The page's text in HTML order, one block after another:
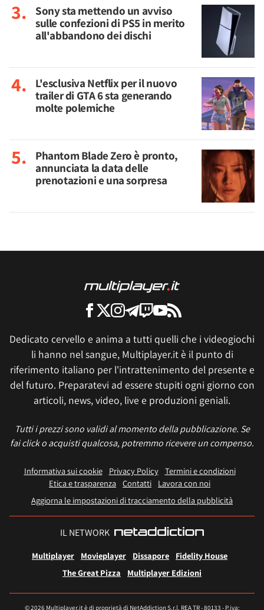
Sony sta mettendo un avviso
sulle confezioni di PS5 in merito
all'abbandono dei dischi
L'esclusiva Netflix per il nuovo
trailer di GTA 6 sta generando
molte polemiche
Phantom Blade Zero è pronto,
annunciata la data delle
prenotazioni e una sorpresa
Dedicato cervello e anima a tutti quelli che i videogiochi
li hanno nel sangue, Multiplayer.it è il punto di
riferimento italiano per l'intrattenimento del presente e
del futuro. Preparatevi ad essere stupiti ogni giorno con
articoli, news, video, live e produzioni geniali.
Tutti i prezzi sono validi al momento della pubblicazione. Se
fai click o acquisti qualcosa, potremmo ricevere un compenso.
Informativa sui cookie Privacy Policy
Termini e condizioni
Etica e trasparenza Contatti
Lavora con noi
Aggiorna le impostazioni di tracciamento della pubblicità
IL NETWORK
Multiplayer Movieplayer Dissapore
Fidelity House
The Great Pizza
Multiplayer Edizioni
© 2026 Multiplayer.it è di proprietà di NetAddiction S.r.l. REA TR - 80133 - P.iva: